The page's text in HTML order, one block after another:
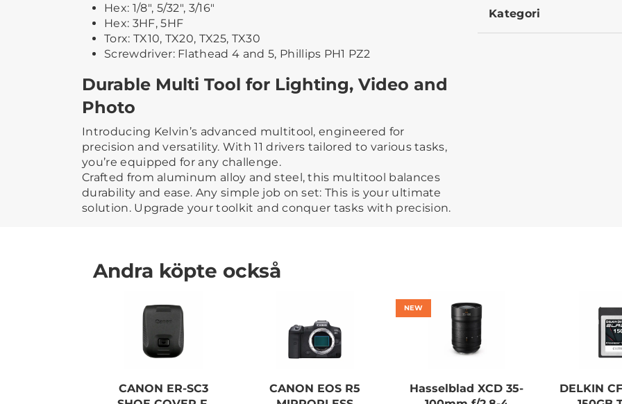
Hex: 1/8″, 5/32″, 3/16″
Hex: 3HF, 5HF
Torx: TX10, TX20, TX25, TX30
Screwdriver: Flathead 4 and 5, Phillips PH1 PZ2
Durable Multi Tool for Lighting, Video and
Photo
Introducing Kelvin’s advanced multitool, engineered for
precision and versatility. With 11 drivers tailored to various tasks,
you’re equipped for any challenge.
Crafted from aluminum alloy and steel, this multitool balances
durability and ease. Any simple job on set: This is your ultimate
solution. Upgrade your toolkit and conquer tasks with precision.
Kategori
Andra köpte också
CANON ER-SC3
CANON EOS R5
NEW
Hasselblad XCD 35-
DELKIN